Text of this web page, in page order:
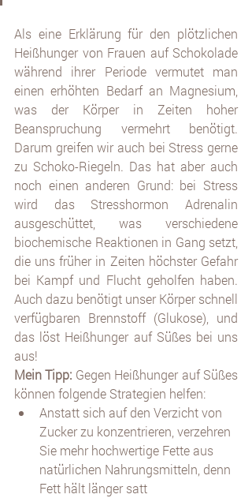
Als eine Erklärung für den plötzlichen
Heißhunger von Frauen auf Schokolade
während ihrer Periode vermutet man
einen erhöhten Bedarf an Magnesium,
was der Körper in Zeiten hoher
Beanspruchung vermehrt benötigt.
Darum greifen wir auch bei Stress gerne
zu Schoko-Riegeln. Das hat aber auch
noch einen anderen Grund: bei Stress
wird das Stresshormon Adrenalin
ausgeschüttet, was verschiedene
biochemische Reaktionen in Gang setzt,
die uns früher in Zeiten höchster Gefahr
bei Kampf und Flucht geholfen haben.
Auch dazu benötigt unser Körper schnell
verfügbaren Brennstoff (Glukose), und
das löst Heißhunger auf Süßes bei uns
aus!
Mein Tipp: Gegen Heißhunger auf Süßes
können folgende Strategien helfen:
Anstatt sich auf den Verzicht von
Zucker zu konzentrieren, verzehren
Sie mehr hochwertige Fette aus
natürlichen Nahrungsmitteln, denn
Fett hält länger satt